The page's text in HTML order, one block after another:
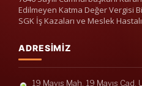
Edilmeyen Katma Değer Vergisi
SGK İş Kazaları ve Meslek
ADRESIMIZ
19 Mayıs Mah. 19 Mayıs